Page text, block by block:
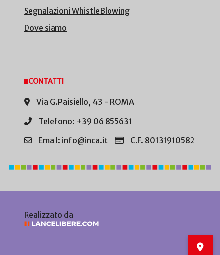
Segnalazioni WhistleBlowing
Dove siamo
CONTATTI
Via G.Paisiello, 43 - ROMA
Telefono: +39 06 855631
Email: info@inca.it
C.F. 80131910582
Realizzato da